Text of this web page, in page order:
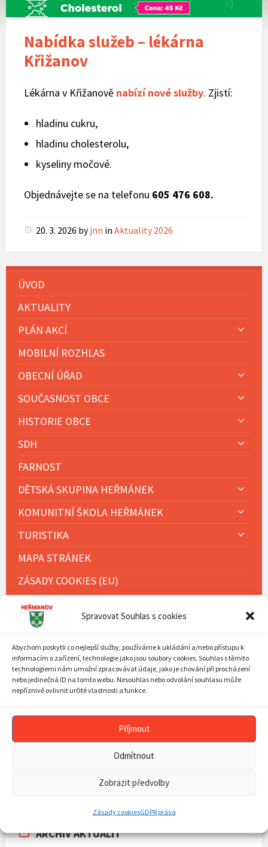
Spravovat Souhlas s cookies
Abychom poskytli co nejlepší služby, používáme k ukládání a/nebo přístupu k
informacím o zařízení, technologie jako jsou soubory cookies. Souhlas s těmito
technologiemi nám umožní zpracovávat údaje, jako je chování při procházení
nebo jedinečná ID na tomto webu. Nesouhlas nebo odvolání souhlasu může
nepříznivě ovlivnit určité vlastnosti a funkce.
Příjmout
Odmítnout
Zobrazit předvolby
Zásady cookiesGDPR práva
Nabídka služeb – lékárna
Křižanov
Lékárna v Křižanově nabízí nové služby. Zjistí:
hladinu cukru,
hladinu cholesterolu,
kyseliny močové.
Objednávejte se na telefonu 605 476 608.
20. 3. 2026 by jnn in Aktuality 2026
ÚVOD
AKTUALITY
PLÁN AKCÍ
MOBILNÍ ROZHLAS
OBECNÍ ÚŘAD
SOUČASNOST OBCE
HISTORIE OBCE
SDH
FARNOST
DĚTSKÁ SKUPINA HEŘMÁNEK
KOMUNITNÍ ŠKOLA HEŘMÁNEK
TURISTIKA
MAPA STRÁNEK
ZÁSADY COOKIES (EU)
KALENDÁŘ AKCÍ
Srpen2026
Previous
Month
Next
MON TUE WED THU FRI SAT SUN
Skip
calendar
27 28 29 30
13
17
18 19 20 21 22
23
26 27
2 3
ARCHIV AKTUALIT